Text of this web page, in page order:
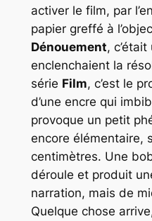
activer le film, par
papier greffé à
Dénouement,
enclenchaient la
série Film, c’est le
d’une encre qui
provoque un petit
encore élémentaire,
centimètres. Une
déroule et produit
narration, mais de
Quelque chose